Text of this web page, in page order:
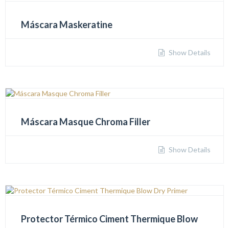
Máscara Maskeratine
Show Details
Máscara Masque Chroma Filler
Show Details
Protector Térmico Ciment Thermique Blow